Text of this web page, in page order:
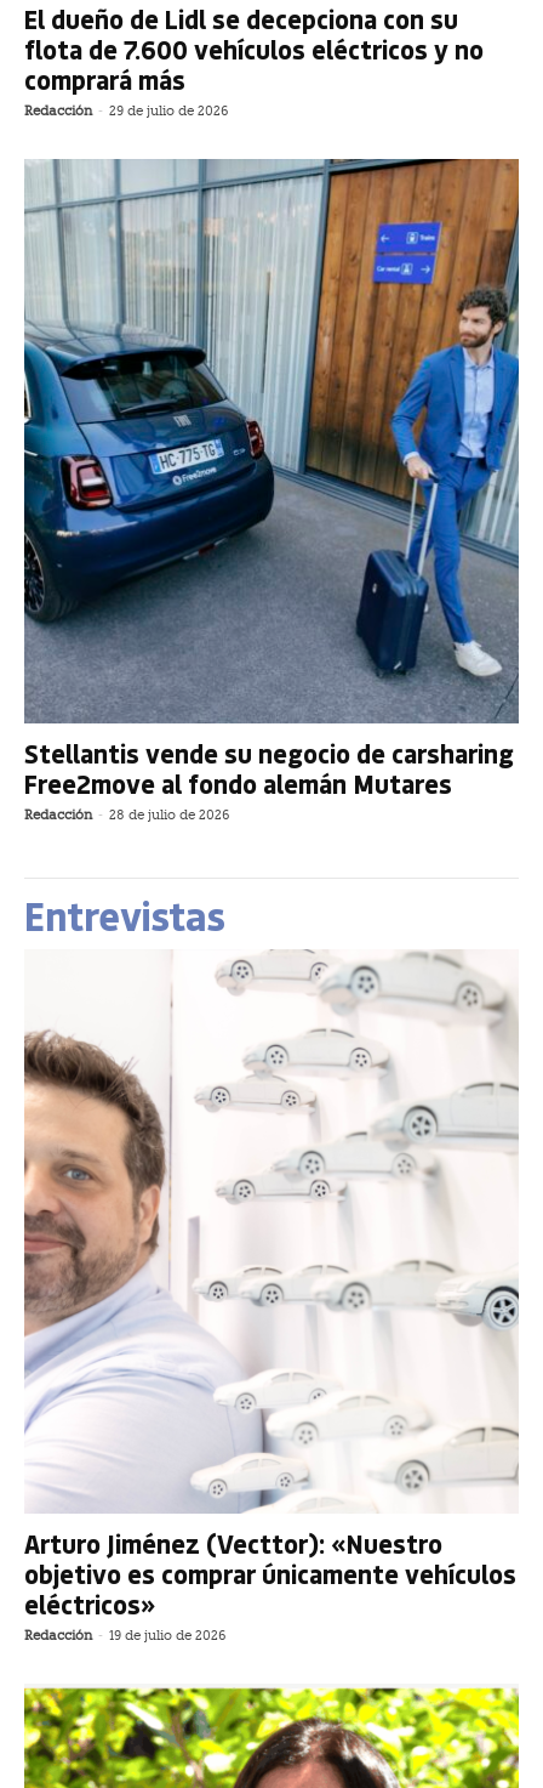
El dueño de Lidl se decepciona con su
flota de 7.600 vehículos eléctricos y no
comprará más
Redacción - 29 de julio de 2026
Stellantis vende su negocio de carsharing
Free2move al fondo alemán Mutares
Redacción - 28 de julio de 2026
Entrevistas
Arturo Jiménez (Vecttor): «Nuestro
objetivo es comprar únicamente vehículos
eléctricos»
Redacción - 19 de julio de 2026